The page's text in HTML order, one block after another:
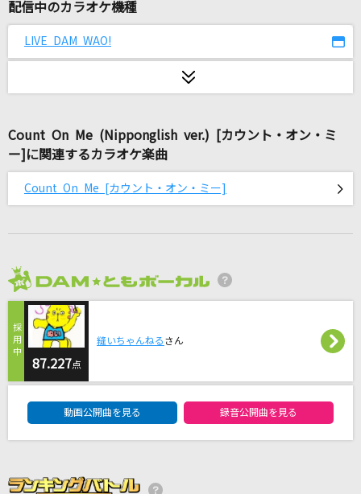
[生音]言えないよ
郷ひろみ
[生音]世田谷ラブストーリー
back number
ながれ花
大空亜由美(響あゆみ)
アスノヨゾラ哨戒班
スピッツ
[生音]エロティカ・セブン EROTICA SEVEN
サザンオールスターズ
EMOTION
三船栞子(小泉萌香)
だから僕は音楽を辞めた
配信中のカラオケ機種
LIVE DAM WAO!
Count On Me (Nipponglish ver.) [カウント・オン・ミ
ー]に関連するカラオケ楽曲
Count On Me [カウント・オン・ミー]
87.227点
縫いちゃんねる さん
動画公開曲を見る 録音公開曲を見る